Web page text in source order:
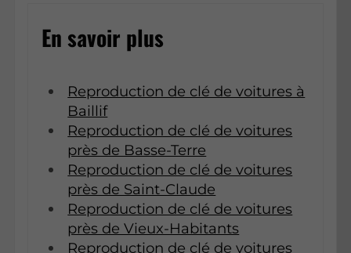
En savoir plus
Reproduction de clé de voitures à
Baillif
Reproduction de clé de voitures
près de Basse-Terre
Reproduction de clé de voitures
près de Saint-Claude
Reproduction de clé de voitures
près de Vieux-Habitants
Reproduction de clé de voitures